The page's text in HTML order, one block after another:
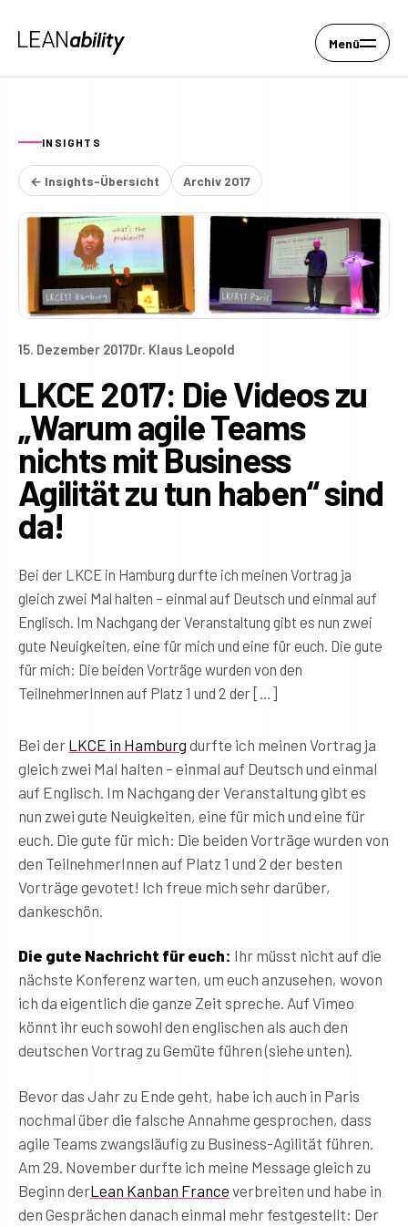
Menü
INSIGHTS
← Insights-Übersicht Archiv 2017
15. Dezember 2017Dr. Klaus Leopold
LKCE 2017: Die Videos zu
„Warum agile Teams
nichts mit Business
Agilität zu tun haben“ sind
da!
Bei der LKCE in Hamburg durfte ich meinen Vortrag ja
gleich zwei Mal halten – einmal auf Deutsch und einmal auf
Englisch. Im Nachgang der Veranstaltung gibt es nun zwei
gute Neuigkeiten, eine für mich und eine für euch. Die gute
für mich: Die beiden Vorträge wurden von den
TeilnehmerInnen auf Platz 1 und 2 der […]
Bei der LKCE in Hamburg durfte ich meinen Vortrag ja
gleich zwei Mal halten – einmal auf Deutsch und einmal
auf Englisch. Im Nachgang der Veranstaltung gibt es
nun zwei gute Neuigkeiten, eine für mich und eine für
euch. Die gute für mich: Die beiden Vorträge wurden von
den TeilnehmerInnen auf Platz 1 und 2 der besten
Vorträge gevotet! Ich freue mich sehr darüber,
dankeschön.
Die gute Nachricht für euch: Ihr müsst nicht auf die
nächste Konferenz warten, um euch anzusehen, wovon
ich da eigentlich die ganze Zeit spreche. Auf Vimeo
könnt ihr euch sowohl den englischen als auch den
deutschen Vortrag zu Gemüte führen (siehe unten).
Bevor das Jahr zu Ende geht, habe ich auch in Paris
nochmal über die falsche Annahme gesprochen, dass
agile Teams zwangsläufig zu Business-Agilität führen.
Am 29. November durfte ich meine Message gleich zu
Beginn derLean Kanban France verbreiten und habe in
den Gesprächen danach einmal mehr festgestellt: Der